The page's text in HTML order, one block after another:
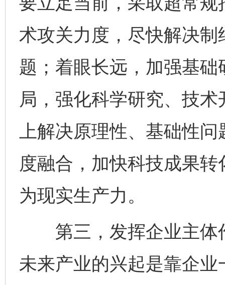
术攻关力度，尽快解决制
题；着眼长远，加强基
局，强化科学研究、技
上解决原理性、基础性
度融合，加快科技成果
为现实生产力。
第三，发挥企业主体
未来产业的兴起是靠企